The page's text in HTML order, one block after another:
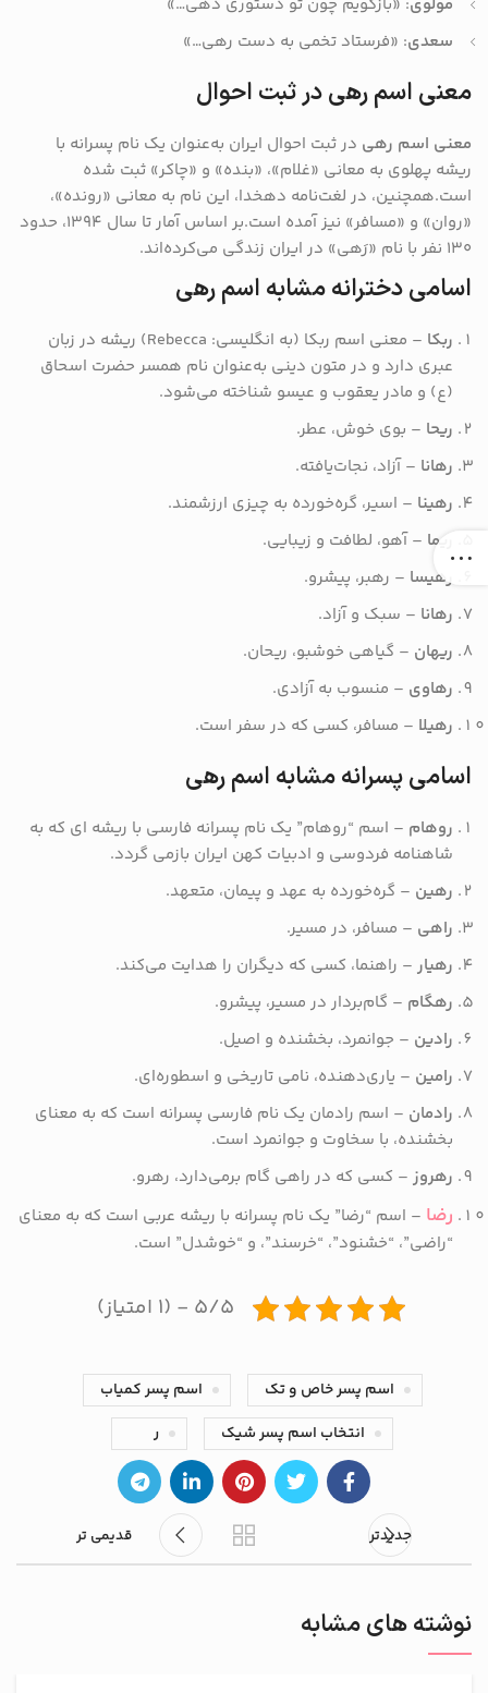
سعدی: «فرستاد تخمی به دست رهی…»
معنی اسم رهی در ثبت احوال
معنی اسم رهی در ثبت احوال ایران به‌عنوان یک نام پسرانه با
ریشه پهلوی به معانی «غلام»، «بنده» و «چاکر» ثبت شده
است.همچنین، در لغت‌نامه دهخدا، این نام به معانی «رونده»،
«روان» و «مسافر» نیز آمده است.بر اساس آمار تا سال ۱۳۹۴، حدود
۱۳۰ نفر با نام «رَهی» در ایران زندگی می‌کرده‌اند.
اسامی دخترانه مشابه اسم رهی
ربکا
– معنی اسم ربکا (به انگلیسی: Rebecca) ریشه در زبان
عبری دارد و در متون دینی به‌عنوان نام همسر حضرت اسحاق
(ع) و مادر یعقوب و عیسو شناخته می‌شود.
ریحا – بوی خوش، عطر.
رهانا – آزاد، نجات‌یافته.
رهینا – اسیر، گره‌خورده به چیزی ارزشمند.
ریما – آهو، لطافت و زیبایی.
رهیسا – رهبر، پیشرو.
رهانا – سبک و آزاد.
ریهان – گیاهی خوشبو، ریحان.
رهاوی – منسوب به آزادی.
رهیلا – مسافر، کسی که در سفر است.
اسامی پسرانه مشابه اسم رهی
روهام – اسم “روهام” یک نام پسرانه فارسی با ریشه ای که به
شاهنامه فردوسی و ادبیات کهن ایران بازمی گردد.
رهین – گره‌خورده به عهد و پیمان، متعهد.
راهی – مسافر، در مسیر.
رهیار – راهنما، کسی که دیگران را هدایت می‌کند.
رهگام – گام‌بردار در مسیر، پیشرو.
رادین – جوانمرد، بخشنده و اصیل.
رامین – یاری‌دهنده، نامی تاریخی و اسطوره‌ای.
رادمان – اسم رادمان یک نام فارسی پسرانه است که به معنای
بخشنده، با سخاوت و جوانمرد است.
رهروز – کسی که در راهی گام برمی‌دارد، رهرو.
رضا – اسم “رضا” یک نام پسرانه با ریشه عربی است که به معنای
“راضی”، “خشنود”، “خرسند”، و “خوشدل” است.
۵/۵ - (۱ امتیاز)
اسم پسر خاص و تک
اسم پسر کمیاب
انتخاب اسم پسر شیک
ر
جدیدتر قدیمی تر
نوشته های مشابه